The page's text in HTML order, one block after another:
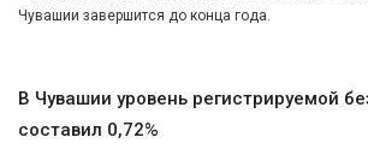
Чувашии завершится до конца года.
В Чувашии уровень регистрируемой
составил 0,72%